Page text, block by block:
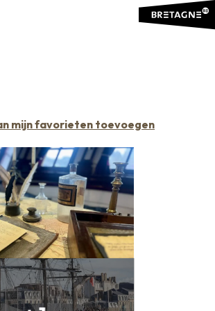
aux favoris
mijn favorieten toevoegen